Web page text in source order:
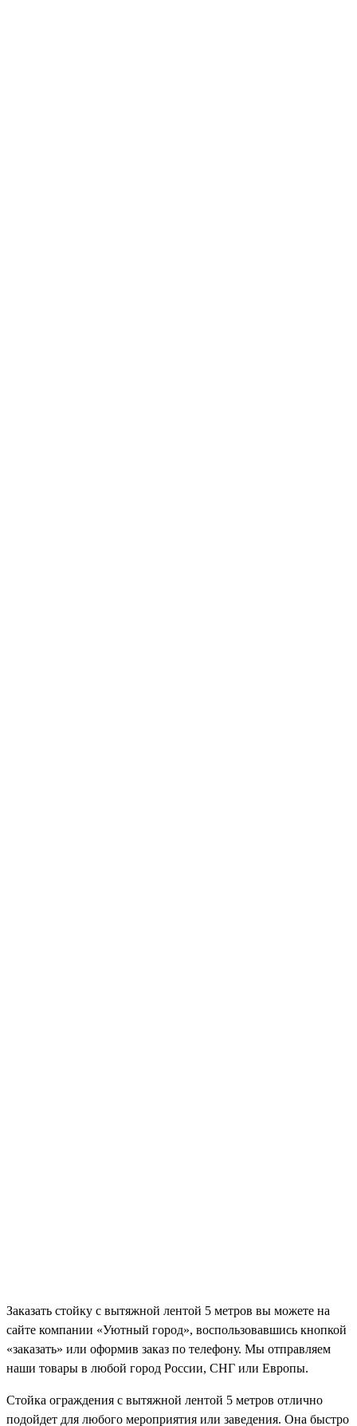
Заказать стойку с вытяжной лентой 5 метров вы можете на
сайте компании «Уютный город», воспользовавшись кнопкой
«заказать» или оформив заказ по телефону. Мы отправляем
наши товары в любой город России, СНГ или Европы.
Стойка ограждения с вытяжной лентой 5 метров отлично
подойдет для любого мероприятия или заведения. Она быстро